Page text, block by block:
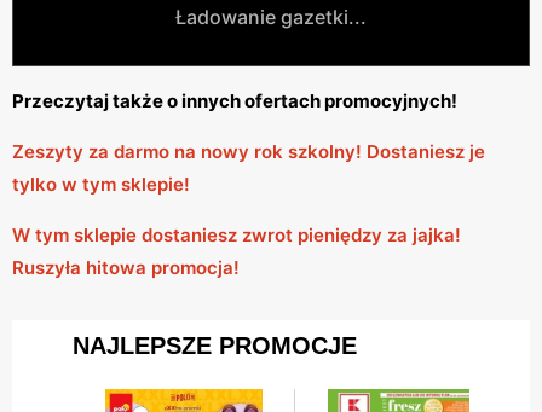
Ładowanie gazetki...
Przeczytaj także o innych ofertach promocyjnych!
Zeszyty za darmo na nowy rok szkolny! Dostaniesz je
tylko w tym sklepie!
W tym sklepie dostaniesz zwrot pieniędzy za jajka!
Ruszyła hitowa promocja!